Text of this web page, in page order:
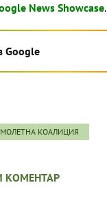
News Showcase.
Google
КОАЛИЦИЯ
КОМЕНТАР